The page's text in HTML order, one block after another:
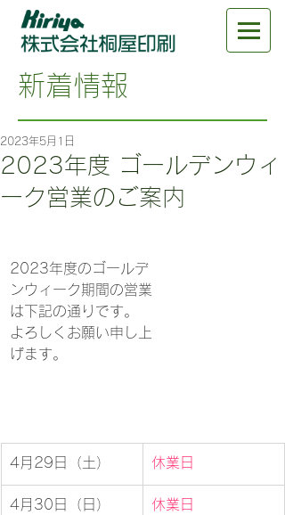
新着情報
2023年度 ゴールデンウィ
ーク営業のご案内
2023年5月1日
2023年度のゴールデ
ンウィーク期間の営業
は下記の通りです。
よろしくお願い申し上
げます。
4月29日（土） 休業日
4月30日（日） 休業日